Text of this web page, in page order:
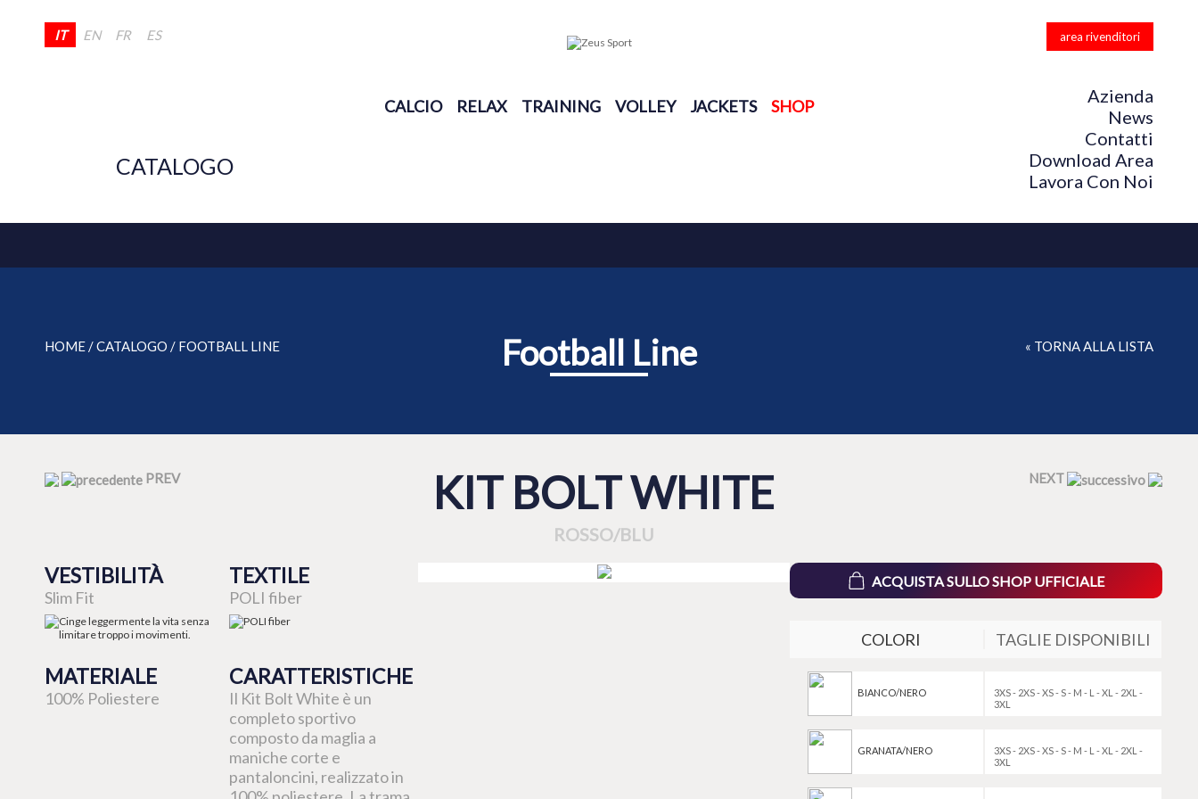
CALCIO RELAX TRAINING VOLLEY JACKETS SHOP
IT EN FR ES area rivenditori
CATALOGO
Azienda
News
Contatti
Download Area
Lavora Con Noi
HOME / CATALOGO / FOOTBALL LINE Football Line « TORNA ALLA LISTA
PREV KIT BOLT WHITE
ROSSO/BLU
NEXT
VESTIBILITÀ
Slim Fit
TEXTILE
POLI fiber
MATERIALE
100% Poliestere
CARATTERISTICHE
Il Kit Bolt White è un
completo sportivo
composto da maglia a
maniche corte e
pantaloncini, realizzato in
ACQUISTA SULLO SHOP UFFICIALE
COLORI TAGLIE DISPONIBILI
BIANCO/NERO
3XS - 2XS - XS - S - M - L - XL - 2XL -
3XL
GRANATA/NERO
3XS - 2XS - XS - S - M - L - XL - 2XL -
3XL